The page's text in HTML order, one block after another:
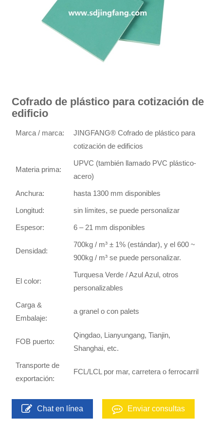
Cofrado de plástico para cotización de
edificio
Marca / marca:
JINGFANG® Cofrado de plástico para
cotización de edificios
Materia prima:
UPVC (también llamado PVC plástico-
acero)
Anchura: hasta 1300 mm disponibles
Longitud: sin límites, se puede personalizar
Espesor: 6 – 21 mm disponibles
Densidad:
700kg / m³ ± 1% (estándar), y el 600 ~
900kg / m³ se puede personalizar.
El color:
Turquesa Verde / Azul Azul, otros
personalizables
Carga &
Embalaje:
a granel o con palets
FOB puerto:
Qingdao, Lianyungang, Tianjin,
Shanghai, etc.
Transporte de
exportación:
FCL/LCL por mar, carretera o ferrocarril
Chat en línea Enviar consultas